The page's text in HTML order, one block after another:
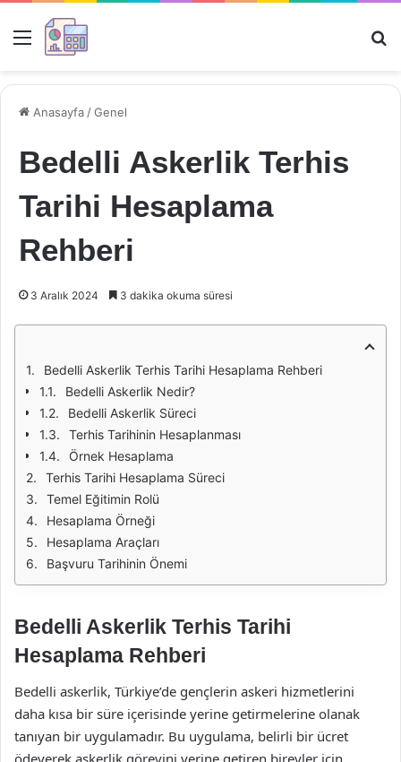
Menü
Anasayfa /Genel
Bedelli Askerlik Terhis
Tarihi Hesaplama
Rehberi
3 Aralık 2024 3 dakika okuma süresi
Bedelli Askerlik Terhis Tarihi Hesaplama Rehberi
Bedelli Askerlik Nedir?
Bedelli Askerlik Süreci
Terhis Tarihinin Hesaplanması
Örnek Hesaplama
Terhis Tarihi Hesaplama Süreci
Temel Eğitimin Rolü
Hesaplama Örneği
Hesaplama Araçları
Başvuru Tarihinin Önemi
Bedelli Askerlik Terhis Tarihi
Hesaplama Rehberi
Bedelli askerlik, Türkiye’de gençlerin askeri hizmetlerini
daha kısa bir süre içerisinde yerine getirmelerine olanak
tanıyan bir uygulamadır. Bu uygulama, belirli bir ücret
ödeyerek askerlik görevini yerine getiren bireyler için